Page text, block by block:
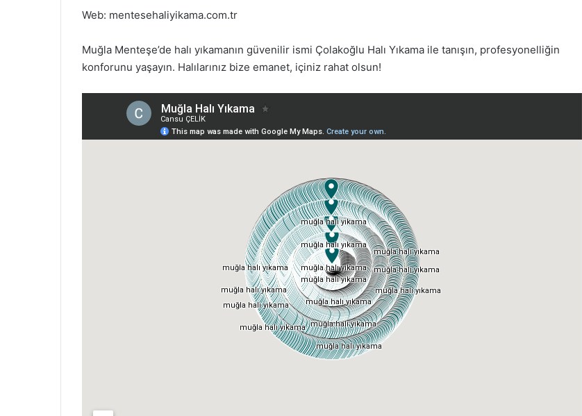
Web: mentesehaliyikama.com.tr
Muğla Menteşe’de halı yıkamanın güvenilir ismi Çolakoğlu Halı Yıkama ile tanışın, profesyonelliğin
konforunu yaşayın. Halılarınız bize emanet, içiniz rahat olsun!